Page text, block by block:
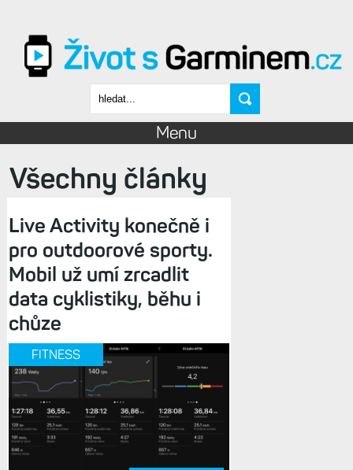
Vyhledávání
Menu
Všechny články
Live Activity konečně i
pro outdoorové sporty.
Mobil už umí zrcadlit
data cyklistiky, běhu i
chůze
FITNESS